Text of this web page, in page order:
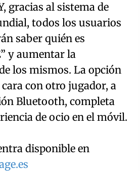
gracias al sistema de
todos los usuarios
saber quién es
y aumentar la
los mismos. La opción
con otro jugador, a
Bluetooth, completa
de ocio en el móvil.
disponible en